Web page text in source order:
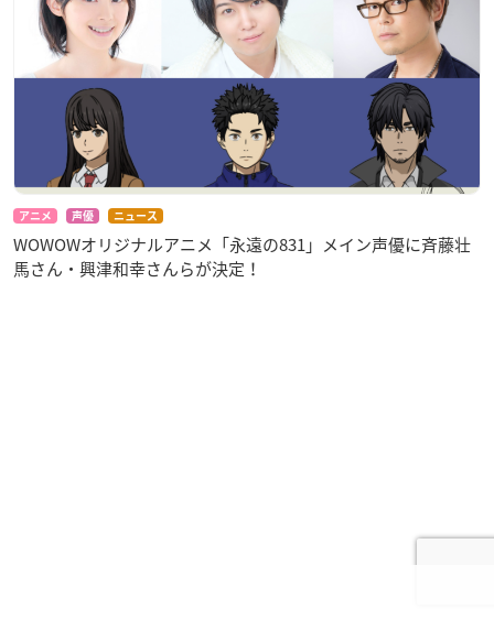
アニメ 声優 ニュース
WOWOWオリジナルアニメ「永遠の831」メイン声優に斉藤壮
馬さん・興津和幸さんらが決定！